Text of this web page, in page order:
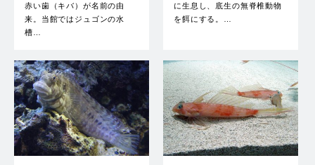
赤い歯（キバ）が名前の由
来。当館ではジュゴンの水
槽…
に生息し、底生の無脊椎動物
を餌にする。…